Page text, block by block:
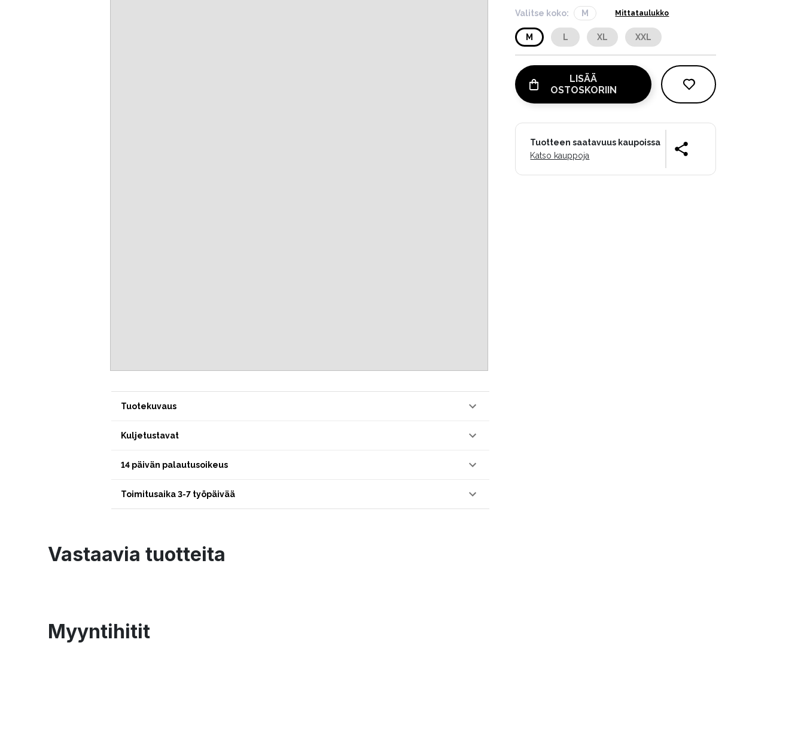
Tuotekuvaus
Kuljetustavat
14 päivän palautusoikeus
Toimitusaika 3-7 työpäivää
Valitse koko: M Mittataulukko
M L XL XXL
LISÄÄ
OSTOSKORIIN
Tuotteen saatavuus kaupoissa
Katso kauppoja
Vastaavia tuotteita
Myyntihitit